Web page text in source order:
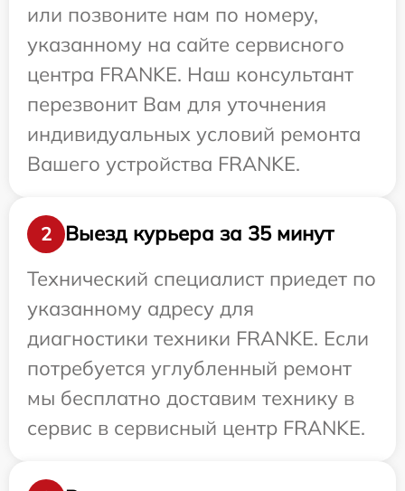
или позвоните нам по номеру,
указанному на сайте сервисного
центра FRANKE. Наш консультант
перезвонит Вам для уточнения
индивидуальных условий ремонта
Вашего устройства FRANKE.
2
Выезд курьера за 35 минут
Технический специалист приедет по
указанному адресу для
диагностики техники FRANKE. Если
потребуется углубленный ремонт
мы бесплатно доставим технику в
сервис в сервисный центр FRANKE.